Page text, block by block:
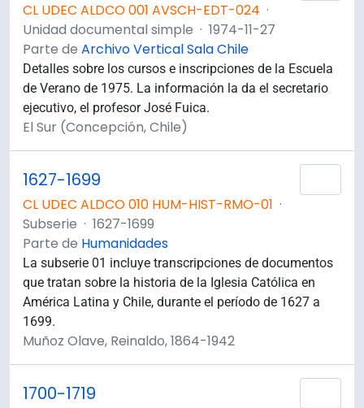
CL UDEC ALDCO 001 AVSCH-EDT-024 ·
Unidad documental simple · 1974-11-27
Parte de Archivo Vertical Sala Chile
Detalles sobre los cursos e inscripciones de la Escuela
de Verano de 1975. La información la da el secretario
ejecutivo, el profesor José Fuica.
El Sur (Concepción, Chile)
1627-1699
CL UDEC ALDCO 010 HUM-HIST-RMO-01 ·
Subserie · 1627-1699
Parte de Humanidades
La subserie 01 incluye transcripciones de documentos
que tratan sobre la historia de la Iglesia Católica en
América Latina y Chile, durante el período de 1627 a
1699.
Muñoz Olave, Reinaldo, 1864-1942
1700-1719